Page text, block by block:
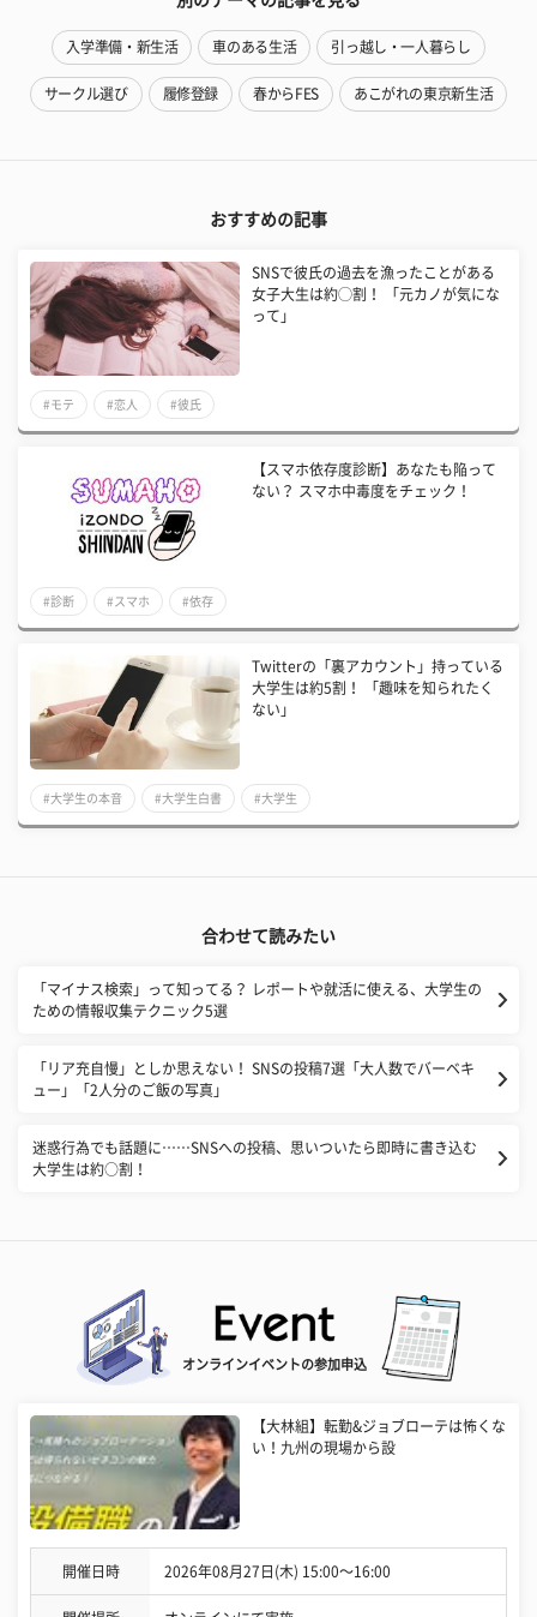
入学準備・新生活 車のある生活 引っ越し・一人暮らし
サークル選び 履修登録 春からFES あこがれの東京新生活
おすすめの記事
SNSで彼氏の過去を漁ったことがある
女子大生は約◯割！ 「元カノが気にな
って」
#モテ #恋人 #彼氏
【スマホ依存度診断】あなたも陥って
ない？ スマホ中毒度をチェック！
#診断 #スマホ #依存
Twitterの「裏アカウント」持っている
大学生は約5割！ 「趣味を知られたく
ない」
#大学生の本音 #大学生白書 #大学生
合わせて読みたい
「マイナス検索」って知ってる？ レポートや就活に使える、大学生の
ための情報収集テクニック5選
「リア充自慢」としか思えない！ SNSの投稿7選「大人数でバーベキ
ュー」「2人分のご飯の写真」
迷惑行為でも話題に……SNSへの投稿、思いついたら即時に書き込む
大学生は約○割！
オンラインイベントの参加申込
【大林組】転勤&ジョブローテは怖くな
い！九州の現場から設
開催日時 2026年08月27日(木) 15:00〜16:00